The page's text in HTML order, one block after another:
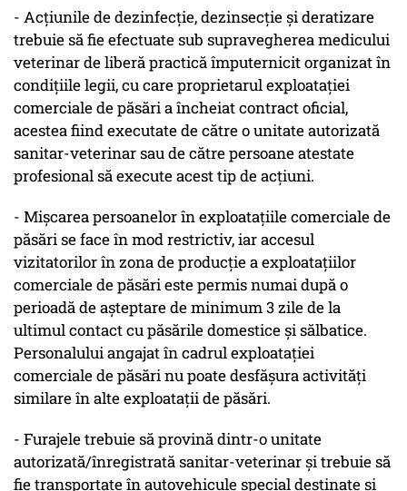
- Acțiunile de dezinfecție, dezinsecție și deratizare
trebuie să fie efectuate sub supravegherea medicului
veterinar de liberă practică împuternicit organizat în
condițiile legii, cu care proprietarul exploatației
comerciale de păsări a încheiat contract oficial,
acestea fiind executate de către o unitate autorizată
sanitar-veterinar sau de către persoane atestate
profesional să execute acest tip de acțiuni.
- Mișcarea persoanelor în exploatațiile comerciale de
păsări se face în mod restrictiv, iar accesul
vizitatorilor în zona de producție a exploatațiilor
comerciale de păsări este permis numai după o
perioadă de așteptare de minimum 3 zile de la
ultimul contact cu păsările domestice și sălbatice.
Personalului angajat în cadrul exploatației
comerciale de păsări nu poate desfășura activități
similare în alte exploatații de păsări.
- Furajele trebuie să provină dintr-o unitate
autorizată/înregistrată sanitar-veterinar și trebuie să
fie transportate în autovehicule special destinate și